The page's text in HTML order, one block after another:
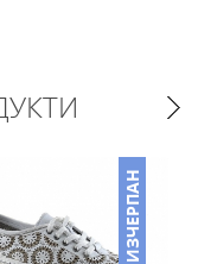
ИЗЧЕРПАН